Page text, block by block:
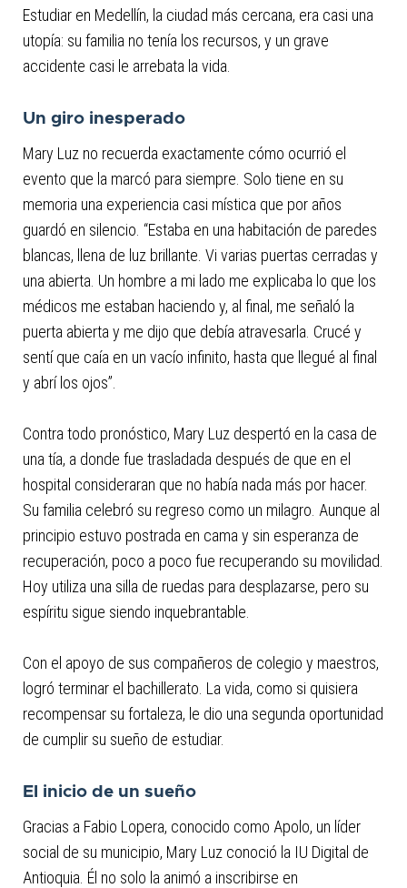
Estudiar en Medellín, la ciudad más cercana, era casi una
utopía: su familia no tenía los recursos, y un grave
accidente casi le arrebata la vida.
Un giro inesperado
Mary Luz no recuerda exactamente cómo ocurrió el
evento que la marcó para siempre. Solo tiene en su
memoria una experiencia casi mística que por años
guardó en silencio. “Estaba en una habitación de paredes
blancas, llena de luz brillante. Vi varias puertas cerradas y
una abierta. Un hombre a mi lado me explicaba lo que los
médicos me estaban haciendo y, al final, me señaló la
puerta abierta y me dijo que debía atravesarla. Crucé y
sentí que caía en un vacío infinito, hasta que llegué al final
y abrí los ojos”.
Contra todo pronóstico, Mary Luz despertó en la casa de
una tía, a donde fue trasladada después de que en el
hospital consideraran que no había nada más por hacer.
Su familia celebró su regreso como un milagro. Aunque al
principio estuvo postrada en cama y sin esperanza de
recuperación, poco a poco fue recuperando su movilidad.
Hoy utiliza una silla de ruedas para desplazarse, pero su
espíritu sigue siendo inquebrantable.
Con el apoyo de sus compañeros de colegio y maestros,
logró terminar el bachillerato. La vida, como si quisiera
recompensar su fortaleza, le dio una segunda oportunidad
de cumplir su sueño de estudiar.
El inicio de un sueño
Gracias a Fabio Lopera, conocido como Apolo, un líder
social de su municipio, Mary Luz conoció la IU Digital de
Antioquia. Él no solo la animó a inscribirse en